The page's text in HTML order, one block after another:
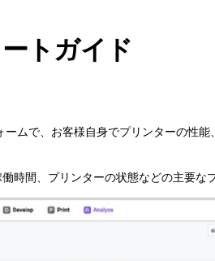
トガイド
ムで、お客様自身でプリンターの性
時間、プリンターの状態などの主要な